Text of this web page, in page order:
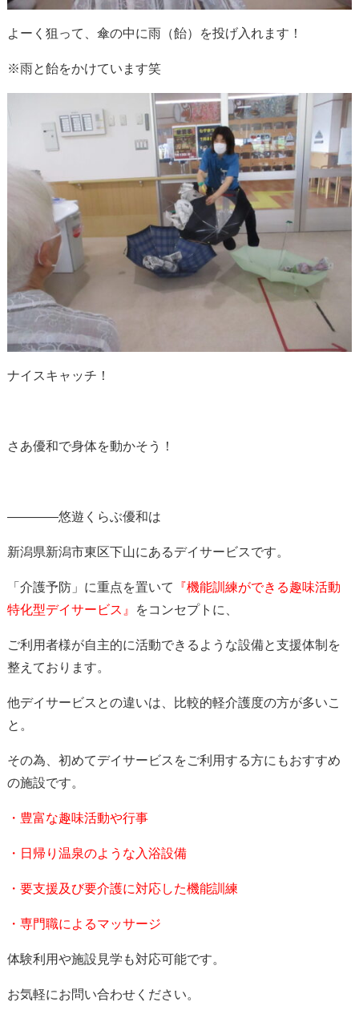
よーく狙って、傘の中に雨（飴）を投げ入れます！
※雨と飴をかけています笑
ナイスキャッチ！
さあ優和で身体を動かそう！
————悠遊くらぶ優和は
新潟県新潟市東区下山にあるデイサービスです。
「介護予防」に重点を置いて
『機能訓練ができる趣味活動
特化型デイサービス』
をコンセプトに、
ご利用者様が自主的に活動できるような設備と支援体制を
整えております。
他デイサービスとの違いは、比較的軽介護度の方が多いこ
と。
その為、初めてデイサービスをご利用する方にもおすすめ
の施設です。
・豊富な趣味活動や行事
・日帰り温泉のような入浴設備
・要支援及び要介護に対応した機能訓練
・専門職によるマッサージ
体験利用や施設見学も対応可能です。
お気軽にお問い合わせください。